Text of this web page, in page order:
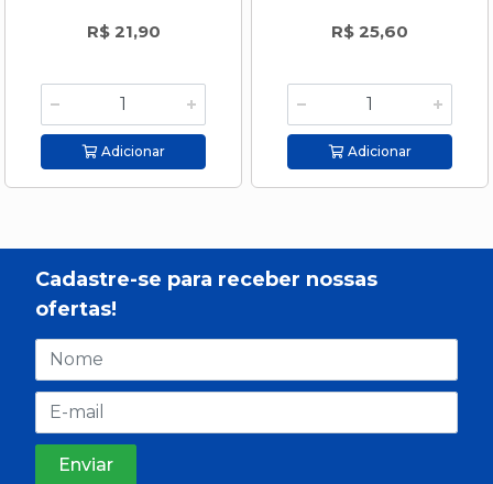
R$ 21,90
Adicionar
R$ 25,60
Adicionar
Cadastre-se para receber nossas
ofertas!